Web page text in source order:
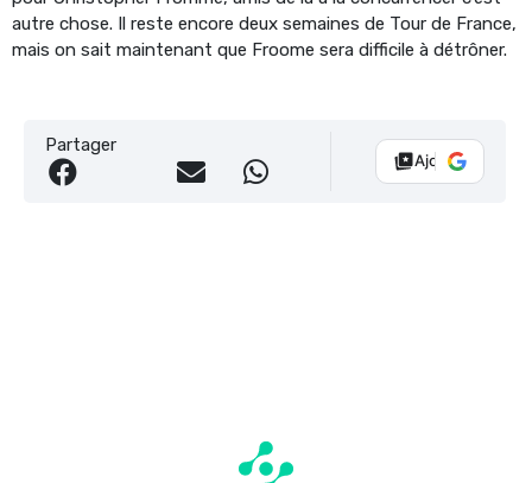
autre chose. Il reste encore deux semaines de Tour de France,
mais on sait maintenant que Froome sera difficile à détrôner.
Partager
Ajouter Vélo